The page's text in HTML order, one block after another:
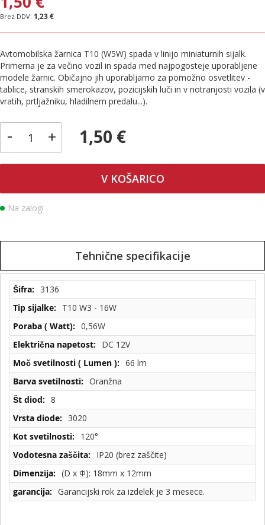
1,23 €
Avtomobilska žarnica T10 (W5W) spada v linijo miniaturnih sijalk.
Primerna je za večino vozil in spada med najpogosteje uporabljene
modele žarnic. Običajno jih uporabljamo za pomožno osvetlitev -
tablice, stranskih smerokazov, pozicijskih luči in v notranjosti vozila (v
vratih, prtljažniku, hladilnem predalu...).
- + 1,50 €
V KOŠARICO
Na zalogi
Tehnične specifikacije
Tehnične
specifikacije
3136
T10 W3 - 16W
0,56W
DC 12V
66 lm
Oranžna
8
3020
120°
IP20 (brez zaščite)
(D x Φ): 18mm x 12mm
Garancijski rok za izdelek je 3 mesece.